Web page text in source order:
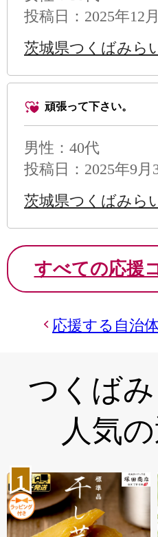
投稿日：2025年12
茨城県つくばみら
頑張って下さい。
男性 ：40代
投稿日：2025年9月
茨城県つくばみら
すべての応援
応援する自治
つくば
人気
1